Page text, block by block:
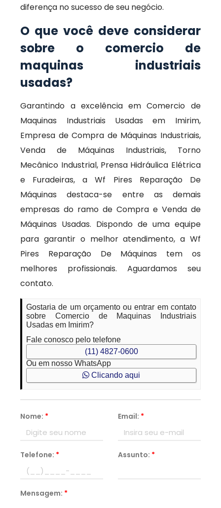
diferença no sucesso de seu negócio.
O que você deve considerar
sobre o comercio de
maquinas industriais
usadas?
Garantindo a excelência em Comercio de
Maquinas Industriais Usadas em Imirim,
Empresa de Compra de Máquinas Industriais,
Venda de Máquinas Industriais, Torno
Mecânico Industrial, Prensa Hidráulica Elétrica
e Furadeiras, a Wf Pires Reparação De
Máquinas destaca-se entre as demais
empresas do ramo de Compra e Venda de
Máquinas Usadas. Dispondo de uma equipe
para garantir o melhor atendimento, a Wf
Pires Reparação De Máquinas tem os
melhores profissionais. Aguardamos seu
contato.
Gostaria de um orçamento ou entrar em contato
sobre Comercio de Maquinas Industriais
Usadas em Imirim?
Fale conosco pelo telefone
(11) 4827-0600
Ou em nosso WhatsApp
Clicando aqui
Nome: * Email: *
Telefone: * Assunto: *
Mensagem: *